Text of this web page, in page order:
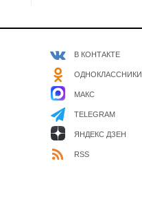
В КОНТАКТЕ
ОДНОКЛАССНИКИ
МАКС
TELEGRAM
ЯНДЕКС ДЗЕН
RSS